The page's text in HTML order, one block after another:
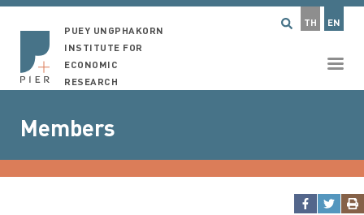
TH EN
PUEY UNGPHAKORN
INSTITUTE FOR
ECONOMIC
RESEARCH
Members